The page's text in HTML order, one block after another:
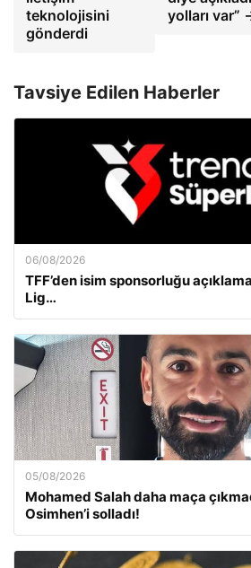
teknolojisini
gönderdi
yolları var”
Tavsiye Edilen Haberler
06/08/2026
TFF’den isim sponsorluğu
Lig…
05/08/2026
Mohamed Salah daha maça
Osimhen’i solladı!